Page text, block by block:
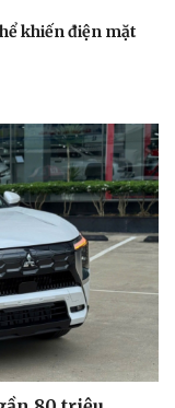
khiến điện mặt